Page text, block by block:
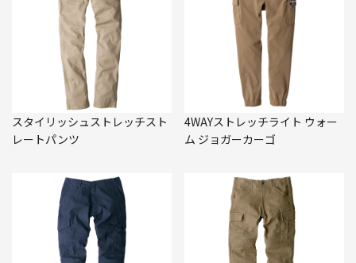
スタイリッシュストレッチスト
レートパンツ
4WAYストレッチライト ウォー
ム ジョガーカーゴ